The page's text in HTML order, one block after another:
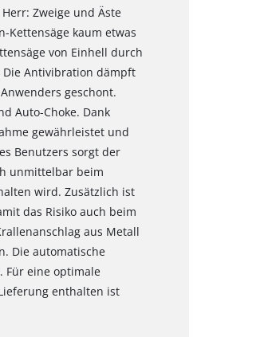
Zweige und Äste
Kettensäge kaum etwas
von Einhell durch
Antivibration dämpft
geschont.
Auto-Choke. Dank
gewährleistet und
Benutzers sorgt der
unmittelbar beim
wird. Zusätzlich ist
das Risiko auch beim
aus Metall
Die automatische
Für eine optimale
enthalten ist